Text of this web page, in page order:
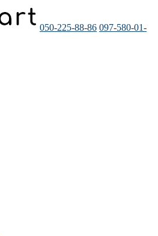
050-225-88-86 097-580-01-